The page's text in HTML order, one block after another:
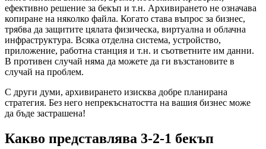
ефективно решение за бекъп и т.н. Архивирането не означава
копиране на няколко файла. Когато става въпрос за бизнес,
трябва да защитите цялата физическа, виртуална и облачна
инфраструктура. Всяка отделна система, устройство,
приложение, работна станция и т.н. и съответните им данни.
В противен случай няма да можете да ги възстановите в
случай на проблем.
С други думи, архивирането изисква добре планирана
стратегия. Без него непрекъснатостта на вашия бизнес може
да бъде застрашена!
Какво представлява 3-2-1 бекъп